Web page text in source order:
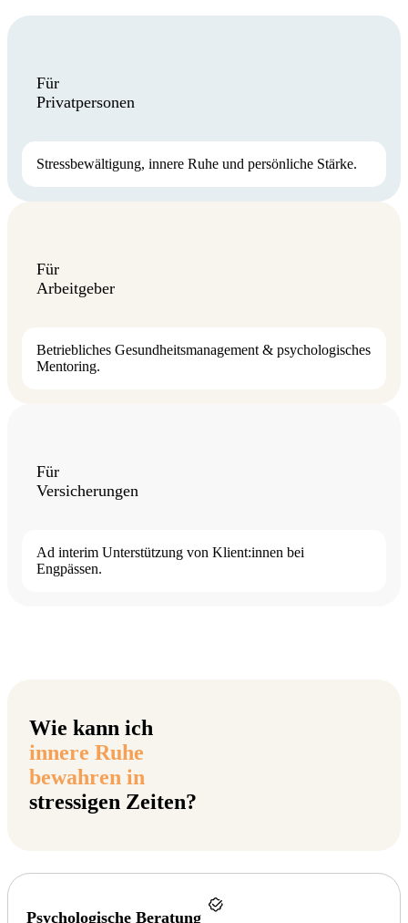
Für
Privatpersonen
Stressbewältigung, innere Ruhe und persönliche Stärke.
Für
Arbeitgeber
Betriebliches Gesundheitsmanagement & psychologisches
Mentoring.
Für
Versicherungen
Ad interim Unterstützung von Klient:innen bei
Engpässen.
Wie kann ich
innere Ruhe
bewahren in
stressigen Zeiten?
Psychologische Beratung